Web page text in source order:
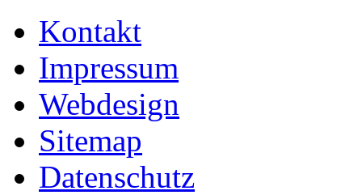
Kontakt
Impressum
Webdesign
Sitemap
Datenschutz